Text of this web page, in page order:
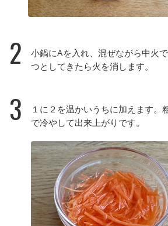
2
小鍋にAを入れ、混ぜながら中火
つとしてきたら火を消します。
3
１に２を温かいうちに加えます。
で冷やして出来上がりです。